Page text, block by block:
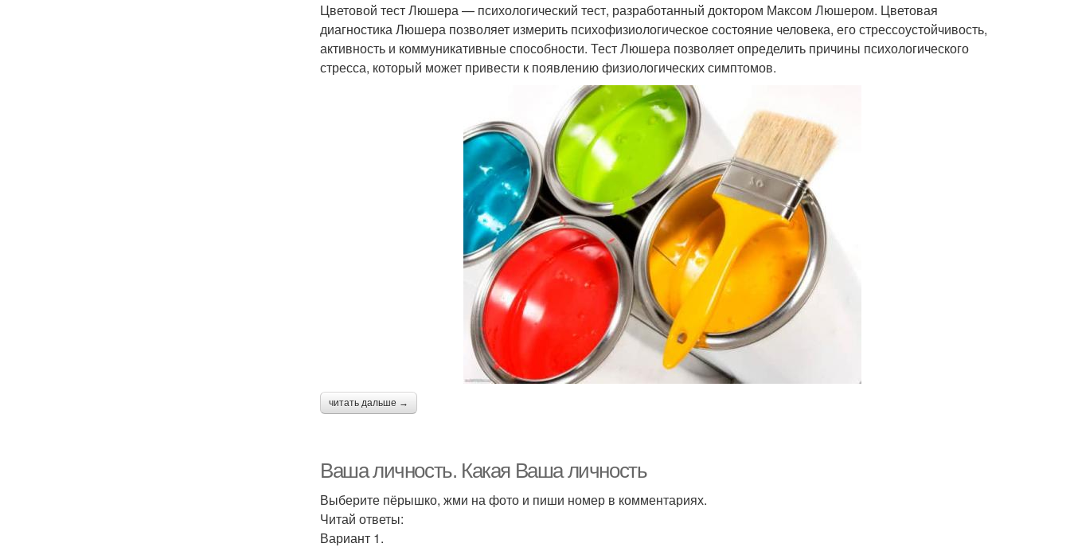
Цветовой тест Люшера — психологический тест, разработанный доктором Максом Люшером. Цветовая
диагностика Люшера позволяет измерить психофизиологическое состояние человека, его стрессоустойчивость,
активность и коммуникативные способности. Тест Люшера позволяет определить причины психологического
стресса, который может привести к появлению физиологических симптомов.
читать дальше →
Ваша личность. Какая Ваша личность
Выберите пёрышко, жми на фото и пиши номер в комментариях.
Читай ответы:
Вариант 1.